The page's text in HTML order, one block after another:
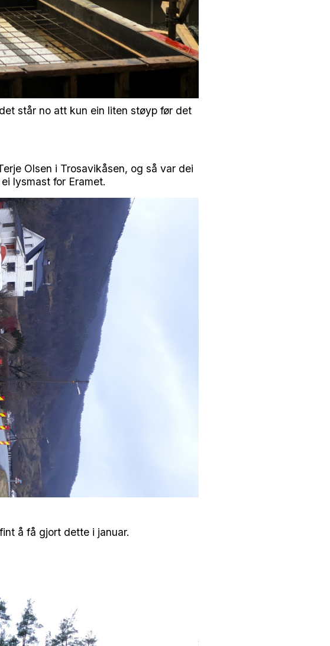
står no att kun ein liten støyp før det
Olsen i Trosavikåsen, og så var dei
lysmast for Eramet.
å få gjort dette i januar.